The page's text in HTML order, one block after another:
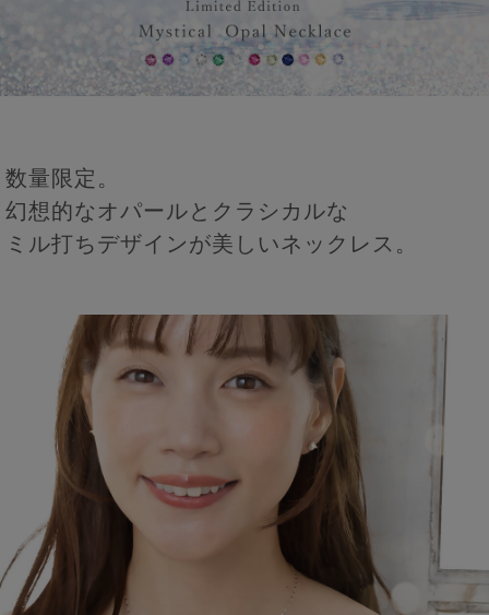
数量限定。
幻想的なオパールとクラシカルな
ミル打ちデザインが美しいネックレス。